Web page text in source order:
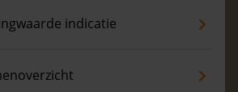
- 08:00 -18:00
indicatie